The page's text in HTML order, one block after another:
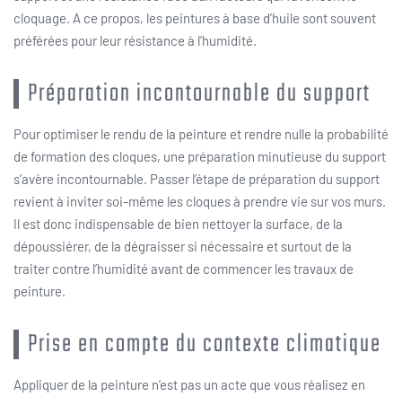
cloquage. A ce propos, les peintures à base d’huile sont souvent
préférées pour leur résistance à l’humidité.
Préparation incontournable du support
Pour optimiser le rendu de la peinture et rendre nulle la probabilité
de formation des cloques, une préparation minutieuse du support
s’avère incontournable. Passer l’étape de préparation du support
revient à inviter soi-même les cloques à prendre vie sur vos murs.
Il est donc indispensable de bien nettoyer la surface, de la
dépoussiérer, de la dégraisser si nécessaire et surtout de la
traiter contre l’humidité avant de commencer les travaux de
peinture.
Prise en compte du contexte climatique
Appliquer de la peinture n’est pas un acte que vous réalisez en